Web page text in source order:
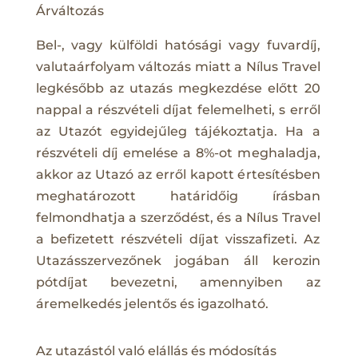
Árváltozás
Bel-, vagy külföldi hatósági vagy fuvardíj,
valutaárfolyam változás miatt a Nílus Travel
legkésőbb az utazás megkezdése előtt 20
nappal a részvételi díjat felemelheti, s erről
az Utazót egyidejűleg tájékoztatja. Ha a
részvételi díj emelése a 8%-ot meghaladja,
akkor az Utazó az erről kapott értesítésben
meghatározott határidőig írásban
felmondhatja a szerződést, és a Nílus Travel
a befizetett részvételi díjat visszafizeti. Az
Utazásszervezőnek jogában áll kerozin
pótdíjat bevezetni, amennyiben az
áremelkedés jelentős és igazolható.
Az utazástól való elállás és módosítás